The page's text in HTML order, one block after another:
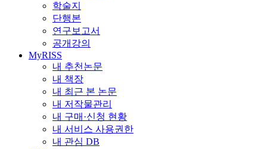
학술지
단행본
연구보고서
공개강의
MyRISS
내 추천논문
내 책장
내 최근 본 논문
내 저작물관리
내 구매·신청 현황
내 서비스 사용권한
내 관심 DB